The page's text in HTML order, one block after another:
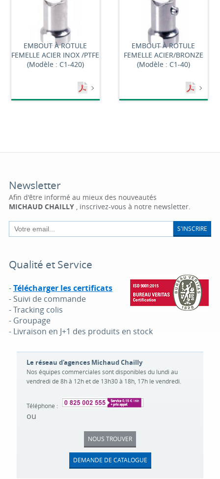
EMBOUT À ROTULE
FEMELLE ACIER INOX /PTFE
(Modèle : C1-420)
EMBOUT À ROTULE
FEMELLE ACIER/BRONZE
(Modèle : C1-40)
Newsletter
Afin d'être informé au mieux des nouveautés
MICHAUD CHAILLY, inscrivez-vous à notre newsletter.
S'INSCRIRE
Qualité et Service
-Télécharger les certificats
- Suivi de commande
- Tracking colis
- Groupage
- Livraison en J+1 des produits en stock
Le réseau d'agences Michaud Chailly
Nos équipes commerciales sont disponibles du lundi au
vendredi de 8h à 12h et de 13h30 à 18h, 17h le vendredi.
Téléphone :
ou
NOUS TROUVER
DEMANDE DE CATALOGUE